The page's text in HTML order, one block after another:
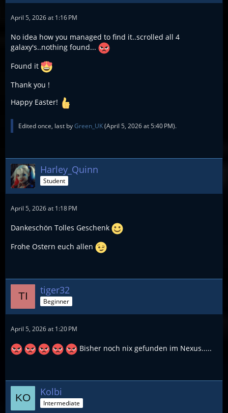
April 5, 2026 at 1:16 PM
No idea how you managed to find it..scrolled all 4
galaxy's..nothing found...
Found it
Thank you !
Happy Easter!
Edited once, last byGreen_UK(April 5, 2026 at 5:40 PM).
Harley_Quinn
Student
April 5, 2026 at 1:18 PM
Dankeschön Tolles Geschenk
Frohe Ostern euch allen
tiger32
Beginner
April 5, 2026 at 1:20 PM
Bisher noch nix gefunden im Nexus.....
Kolbi
Intermediate